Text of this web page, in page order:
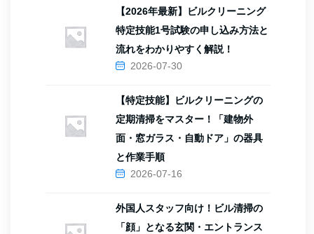
【2026年最新】ビルクリーニング
特定技能1号試験の申し込み方法と
流れをわかりやすく解説！
2026-07-30
【特定技能】ビルクリーニングの
定期清掃をマスター！「建物外
面・窓ガラス・自動ドア」の器具
と作業手順
2026-07-16
外国人スタッフ向け！ビル清掃の
「顔」となる玄関・エントランス